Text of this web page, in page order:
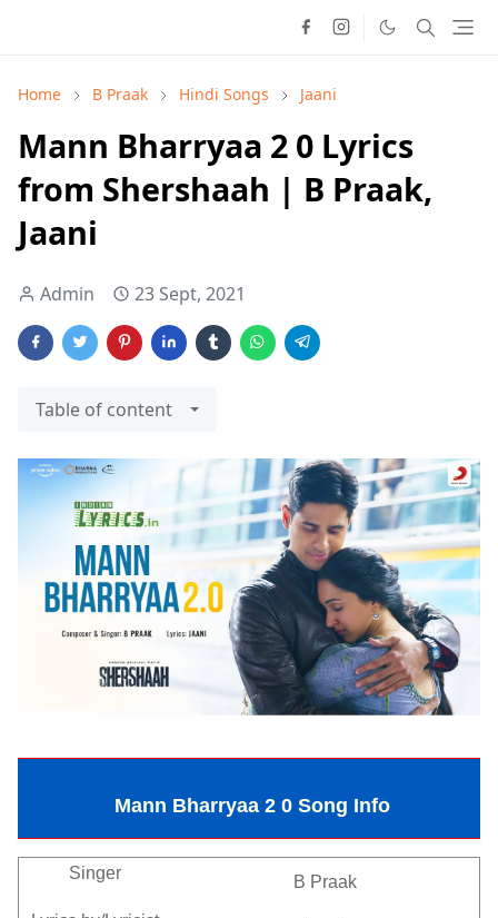
Home B Praak Hindi Songs Jaani
Mann Bharryaa 2 0 Lyrics
from Shershaah | B Praak,
Jaani
Admin 23 Sept, 2021
Table of content
Mann Bharryaa 2 0 Song Info
Singer B Praak